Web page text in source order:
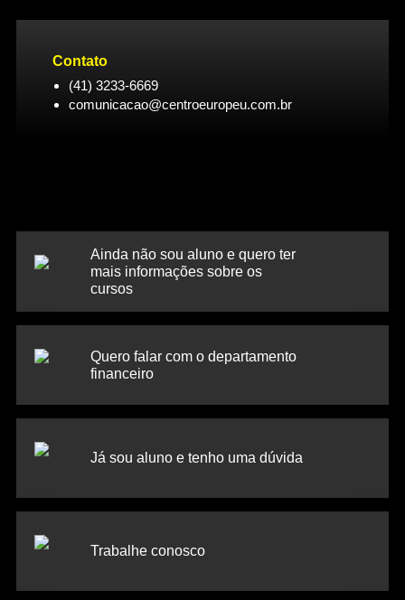
Contato
(41) 3233-6669
comunicacao@centroeuropeu.com.br
Ainda não sou aluno e quero ter
mais informações sobre os
cursos
Quero falar com o departamento
financeiro
Já sou aluno e tenho uma dúvida
Trabalhe conosco